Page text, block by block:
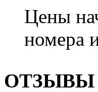
Цены
номера
ОТЗЫВЫ